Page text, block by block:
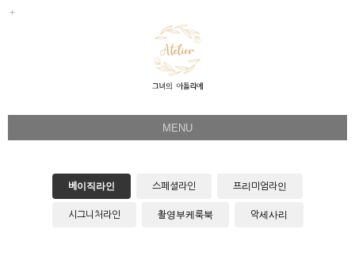
MENU
Flower Directing
Wedding Bouquet
베이직라인 스페셜라인 프리미엄라인
시그니처라인 촬영부케룩북 악세사리